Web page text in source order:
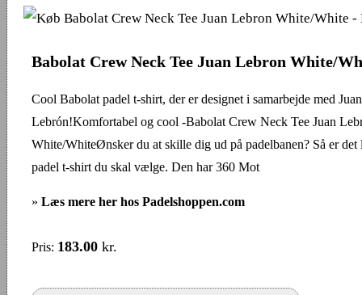
Babolat Crew Neck Tee Juan Lebron White/
Cool Babolat padel t-shirt, der er designet i samarbejde med Juan
Lebrón!Komfortabel og cool -Babolat Crew Neck Tee Juan
White/WhiteØnsker du at skille dig ud på padelbanen? Så er det
padel t-shirt du skal vælge. Den har 360 Mot
» Læs mere her hos Padelshoppen.com
Pris: 183.00 kr.